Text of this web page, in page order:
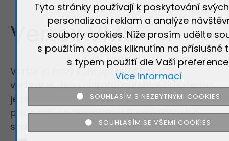
Vertex VMS
Vertex je nový koncept v měření délky
vertikálně. Jeho unikátní patentovaný design
je plný inovativních funkcí, vyšší úrovně
přesnosti, opakovatelnosti, praktičnosti a
snadné obsluhy.
Tyto stránky používají k poskytování
personalizaci reklam a analýze
soubory cookies. Níže prosím udělte
s použitím cookies kliknutím na příslušné
s typem použití dle Vaší
Více informací
SOUHLASÍM S NEZBYTNÝMI COOKIES
SOUHLASÍM SE VŠEMI COOKIES